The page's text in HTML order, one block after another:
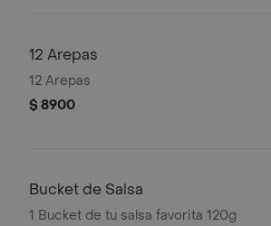
12 Arepas
12 Arepas
$ 8900
Bucket de Salsa
1 Bucket de tu salsa favorita 120g